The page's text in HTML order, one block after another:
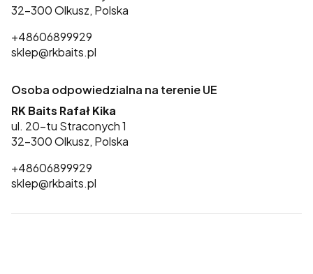
32-300 Olkusz, Polska
+48606899929
sklep@rkbaits.pl
Osoba odpowiedzialna na terenie UE
RK Baits Rafał Kika
ul. 20-tu Straconych 1
32-300 Olkusz, Polska
+48606899929
sklep@rkbaits.pl